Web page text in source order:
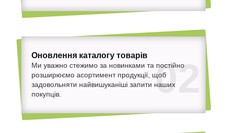
02
Оновлення каталогу товарів
Ми уважно стежимо за новинками та постійно
розширюємо асортимент продукції, щоб
задовольняти найвишуканіші запити наших
покупців.